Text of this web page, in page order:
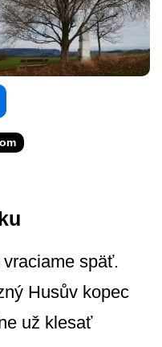
späť.
Husův kopec
už klesať